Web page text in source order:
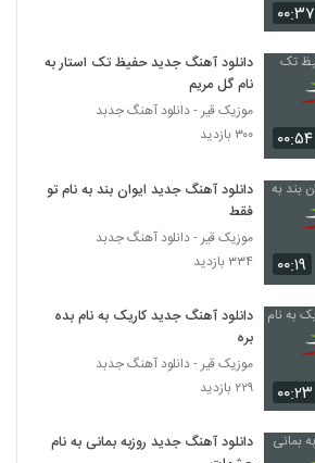
دانلود آهنگ دل دیوونه از آواج بند
۲۳۲ بازدید
دانلود آهنگ تویی اون که می خوام از حسن نور
افشان
۲۲۷ بازدید
Taha fotouhi Sarab
۲۷۹ بازدید
موزیک زیبای با هم دوستیم از فرشید ادهمی
۲۸۹ بازدید
۰۰:۳۷
۰۰:۵۴
دانلود آهنگ جدید حفیظ تک استار به
نام گل مریم
موزیک قیر - دانلود آهنگ جدبد
۳۰۰ بازدید
۰۰:۱۹
دانلود آهنگ جدید ایوان بند به نام تو
فقط
موزیک قیر - دانلود آهنگ جدبد
۳۳۴ بازدید
۰۰:۲۳
دانلود آهنگ جدید کاریک به نام بده
بره
موزیک قیر - دانلود آهنگ جدبد
۲۲۹ بازدید
دانلود آهنگ جدید روزبه بمانی به نام